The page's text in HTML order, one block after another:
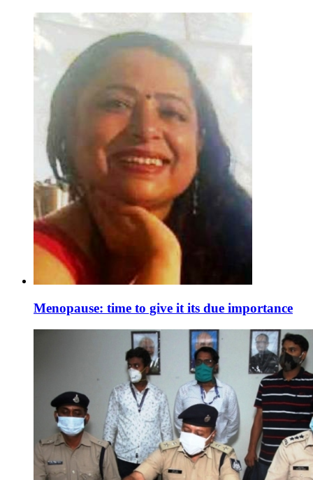
Menopause: time to give it its due importance